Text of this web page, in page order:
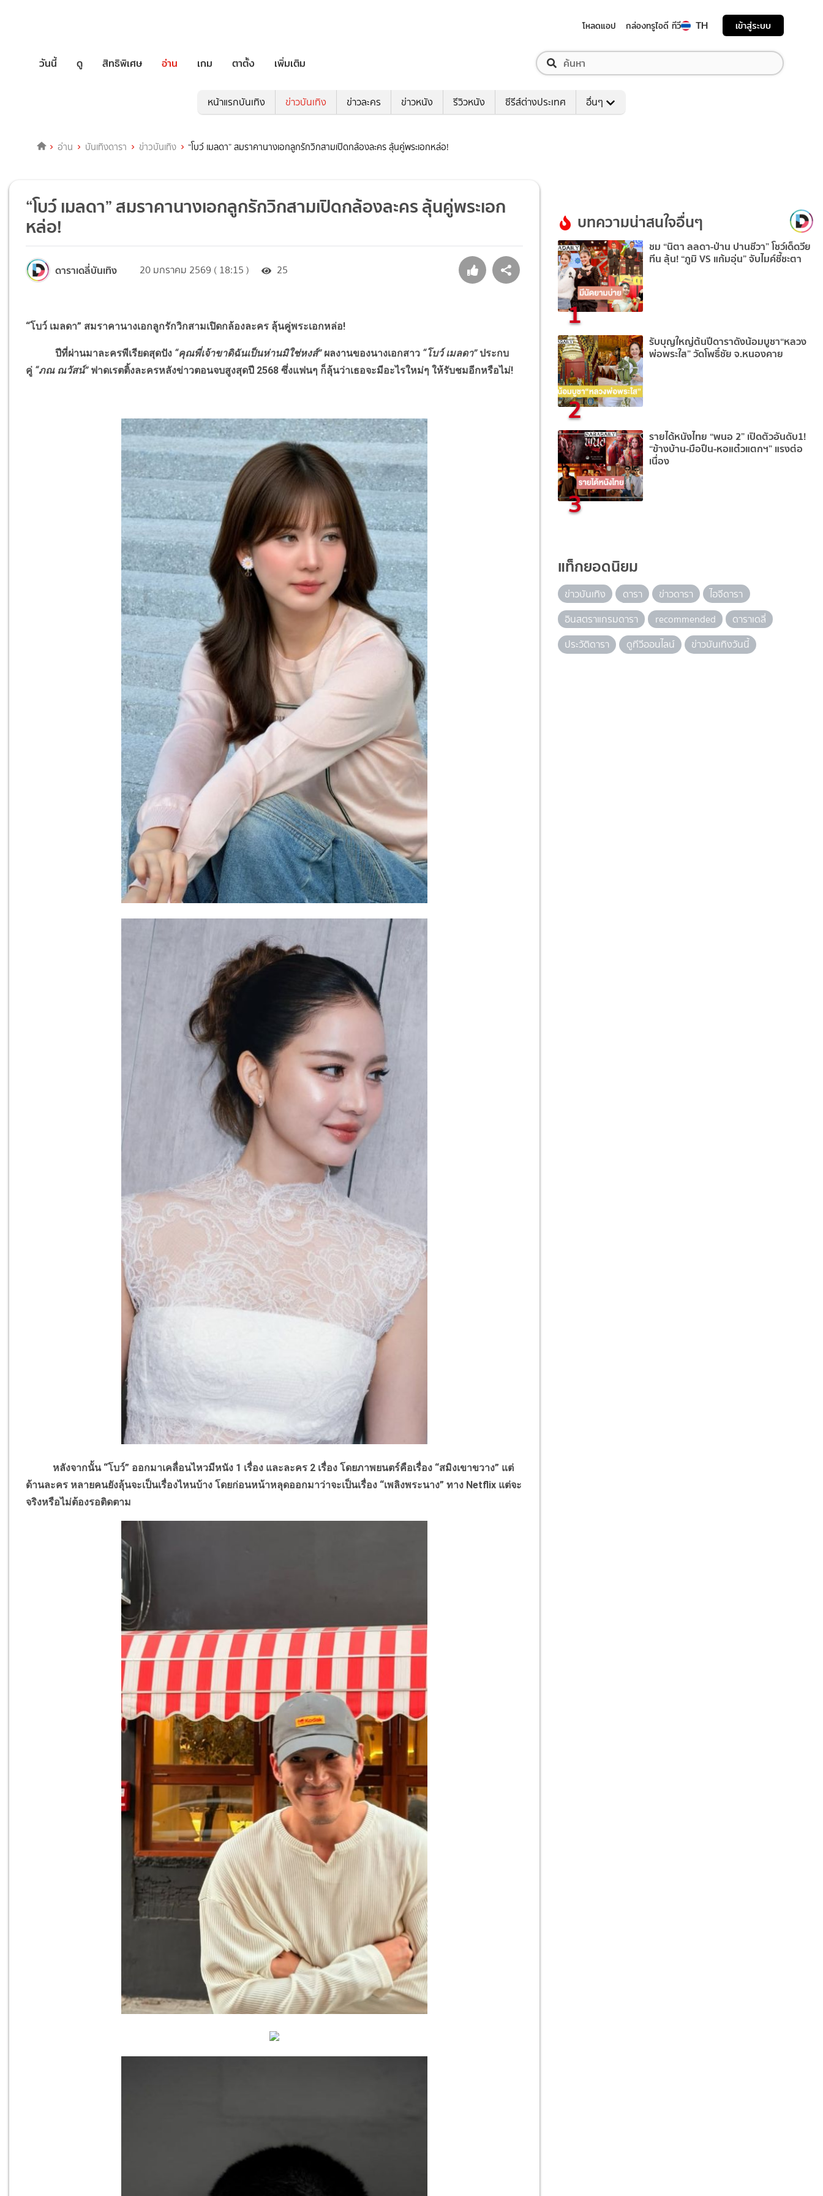
โหลดแอป กล่องทรูไอดี ทีวี TH เข้าสู่ระบบ
วันนี้ ดู สิทธิพิเศษ อ่าน เกม ตาตั้ง เพิ่มเติม
หน้าแรกบันเทิง ข่าวบันเทิง ข่าวละคร ข่าวหนัง รีวิวหนัง ซีรีส์ต่างประเทศ อื่นๆ
อ่าน บันเทิงดารา ข่าวบันเทิง “โบว์ เมลดา” สมราคานางเอกลูกรักวิกสามเปิดกล้องละคร ลุ้นคู่พระเอกหล่อ!
“โบว์ เมลดา” สมราคานางเอกลูกรักวิกสามเปิดกล้องละคร ลุ้นคู่พระเอก
หล่อ!
ดาราเดลี่บันเทิง 20 มกราคม 2569 ( 18:15 ) 25
“โบว์ เมลดา” สมราคานางเอกลูกรักวิกสามเปิดกล้องละคร ลุ้นคู่พระเอกหล่อ!
ปีที่ผ่านมาละครพีเรียดสุดปัง “คุณพี่เจ้าขาดิฉันเป็นห่านมิใช่หงส์”ผลงานของนางเอกสาว “โบว์ เมลดา”ประกบ
คู่ “ภณ ณวัสน์” ฟาดเรตติ้งละครหลังข่าวตอนจบสูงสุดปี 2568 ซึ่งแฟนๆ ก็ลุ้นว่าเธอจะมีอะไรใหม่ๆ ให้รับชมอีกหรือไม่!
หลังจากนั้น “โบว์” ออกมาเคลื่อนไหวมีหนัง 1 เรื่อง และละคร 2 เรื่อง โดยภาพยนตร์คือเรื่อง “สมิงเขาขวาง” แต่
ด้านละคร หลายคนยังลุ้นจะเป็นเรื่องไหนบ้าง โดยก่อนหน้าหลุดออกมาว่าจะเป็นเรื่อง “เพลิงพระนาง” ทาง Netflix แต่จะ
จริงหรือไม่ต้องรอติดตาม
บทความน่าสนใจอื่นๆ
1
ชม “นิตา ลลดา-ป่าน ปานชีวา” โชว์เด็ดวีย
ทีน ลุ้น! “ภูมิ VS แก้มอุ่น” จับไมค์ชี้ชะตา
2
รับบุญใหญ่ต้นปีดาราดังน้อมบูชา“หลวง
พ่อพระใส” วัดโพธิ์ชัย จ.หนองคาย
3
รายได้หนังไทย “พนอ 2” เปิดตัวอันดับ1!
“ข้างบ้าน-มือปืน-หอแต๋วแตกฯ” แรงต่อ
เนื่อง
แท็กยอดนิยม
ข่าวบันเทิง ดารา ข่าวดารา
ไอจีดารา
อินสตราแกรมดารา
recommended
ดาราเดลี่
ประวัติดารา
ดูทีวีออนไลน์ ข่าวบันเทิงวันนี้